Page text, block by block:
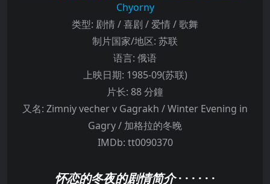
Chyorny
类型: 剧情 / 喜剧 / 爱情 / 歌舞
制片国家/地区: 苏联
语言: 俄语
上映日期: 1985-09(苏联)
片长: 88 分鐘
又名: Zimniy vecher v Gagrakh / Winter Evening in
Gagry / 加格拉的冬晚
IMDb: tt0090370
怀恋的冬夜的剧情简介· · · · · ·